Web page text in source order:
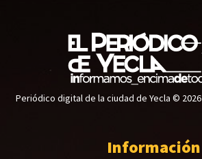
Periódico digital de la ciudad de Yecla © 2026
Información